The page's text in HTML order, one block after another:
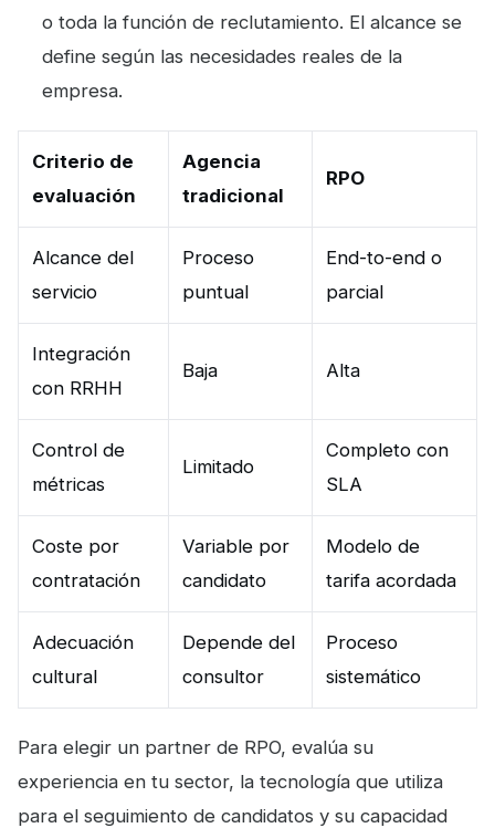
o toda la función de reclutamiento. El alcance se
define según las necesidades reales de la
empresa.
Criterio de
evaluación
Agencia
tradicional
RPO
Alcance del
servicio
Proceso
puntual
End-to-end o
parcial
Integración
con RRHH
Baja Alta
Control de
métricas
Limitado
Completo con
SLA
Coste por
contratación
Variable por
candidato
Modelo de
tarifa acordada
Adecuación
cultural
Depende del
consultor
Proceso
sistemático
Para elegir un partner de RPO, evalúa su
experiencia en tu sector, la tecnología que utiliza
para el seguimiento de candidatos y su capacidad